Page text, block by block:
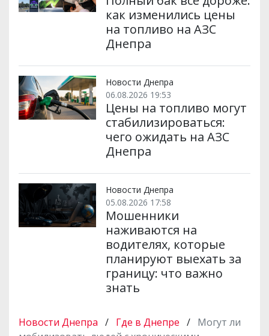
как изменились цены
на топливо на АЗС
Днепра
Новости Днепра
06.08.2026 19:53
Цены на топливо могут
стабилизироваться:
чего ожидать на АЗС
Днепра
Новости Днепра
05.08.2026 17:58
Мошенники
наживаются на
водителях, которые
планируют выехать за
границу: что важно
знать
Новости Днепра / Где в Днепре / Могут ли